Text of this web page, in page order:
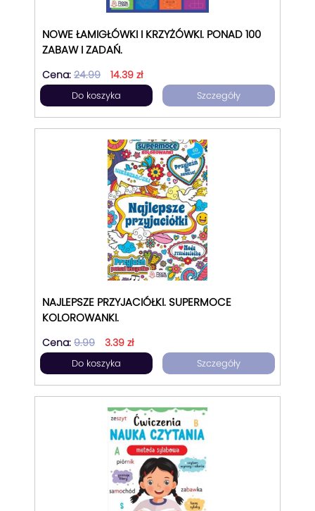
NOWE ŁAMIGŁÓWKI I KRZYŻÓWKI. PONAD 100
ZABAW I ZADAŃ.
Cena: 24.99 14.39 zł
Do koszyka Szczegóły
NAJLEPSZE PRZYJACIÓŁKI. SUPERMOCE
KOLOROWANKI.
Cena: 9.99 3.39 zł
Do koszyka Szczegóły